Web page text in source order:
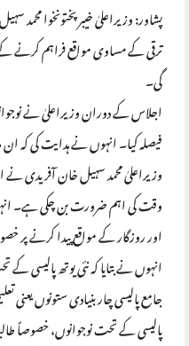
پشاور: وزیراعلیٰ خیبرپختونخوا محمد
گی۔
اجلاس کے دوران وزیراعلیٰ نے
فیصلہ کیا۔ انہوں نے ہدایت کی کہ ان
وزیراعلیٰ محمد سہیل خان آفریدی نے
وقت کی اہم ضرورت بن چکی ہے۔ انہوں
اور روزگار کے مواقع پیدا کرنے پر
جامع پالیسی چار بنیادی ستونوں
پالیسی کے تحت نوجوانوں، خصوصاً